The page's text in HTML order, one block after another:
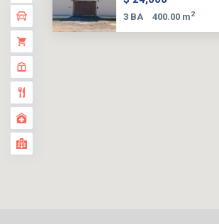
3 BA 400.00 m2